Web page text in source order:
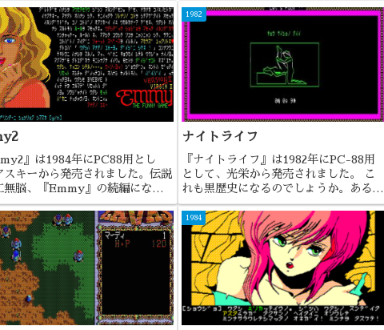
』は1984年にPC88用とし
スキーから発売されました。伝説
無脳、『Emmy』の続編になり
。
1982
ナイトライフ
『ナイトライフ』は1982年にPC-88用
として、光栄から発売されました。 こ
れも黒歴史になるのでしょうか。ある意
味極めて真面目なソフトなんですけど
ね。
1984